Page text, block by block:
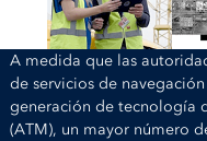
A medida que las
de servicios de
generación de tecnología
(ATM), un mayor número